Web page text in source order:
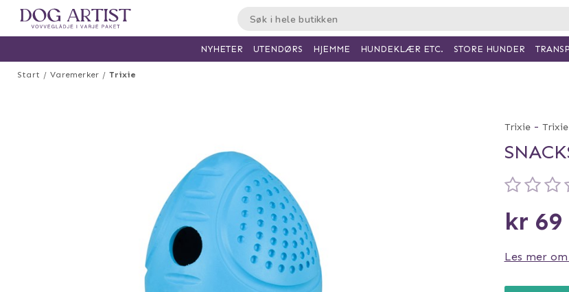
Start Varemerker Trixie
Trixie - Trixie
kr 69
Les mer
NYHETER UTENDØRS HJEMME HUNDEKLÆR ETC. STORE HUNDER